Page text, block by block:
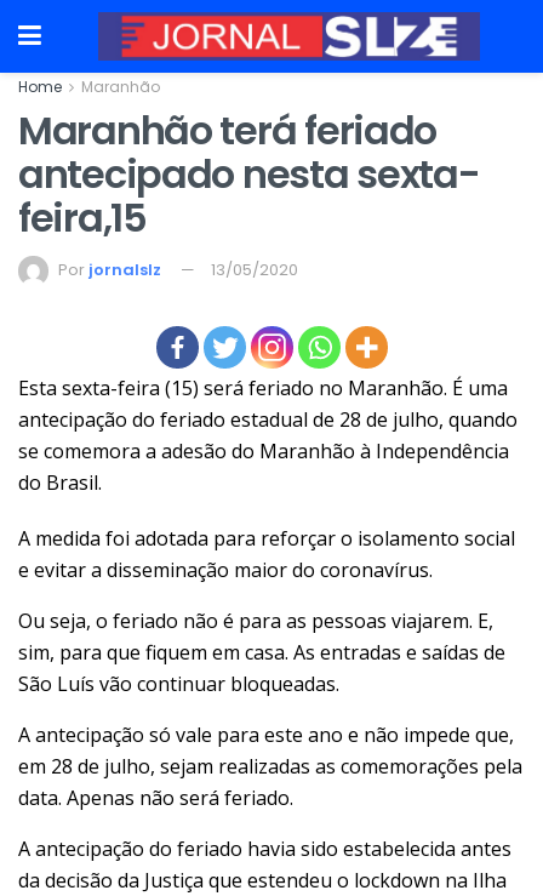
Home Maranhão
Maranhão terá feriado
antecipado nesta sexta-
feira,15
Por jornalslz 13/05/2020
Esta sexta-feira (15) será feriado no Maranhão. É uma
antecipação do feriado estadual de 28 de julho, quando
se comemora a adesão do Maranhão à Independência
do Brasil.
A medida foi adotada para reforçar o isolamento social
e evitar a disseminação maior do coronavírus.
Ou seja, o feriado não é para as pessoas viajarem. E,
sim, para que fiquem em casa. As entradas e saídas de
São Luís vão continuar bloqueadas.
A antecipação só vale para este ano e não impede que,
em 28 de julho, sejam realizadas as comemorações pela
data. Apenas não será feriado.
A antecipação do feriado havia sido estabelecida antes
da decisão da Justiça que estendeu o lockdown na Ilha